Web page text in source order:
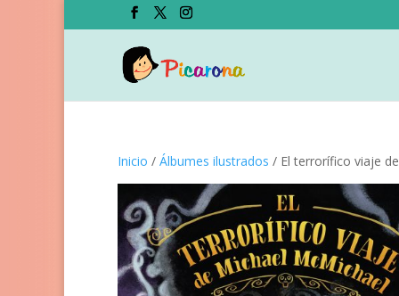
Inicio / Álbumes ilustrados / El terrorífico viaje